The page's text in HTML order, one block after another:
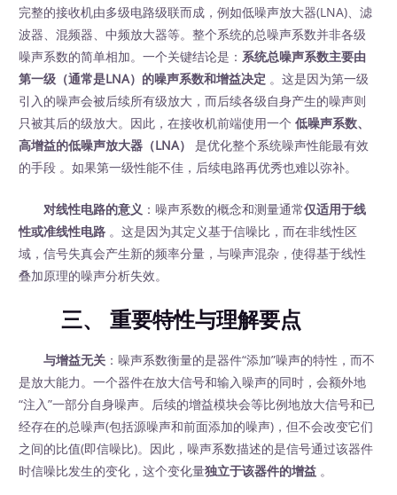
完整的接收机由多级电路级联而成，例如低噪声放大器(LNA)、滤
波器、混频器、中频放大器等。整个系统的总噪声系数并非各级
噪声系数的简单相加。一个关键结论是：系统总噪声系数主要由
第一级（通常是LNA）的噪声系数和增益决定 。这是因为第一级
引入的噪声会被后续所有级放大，而后续各级自身产生的噪声则
只被其后的级放大。因此，在接收机前端使用一个低噪声系数、
高增益的低噪声放大器（LNA）
‍ 是优化整个系统噪声性能最有效
的手段 。如果第一级性能不佳，后续电路再优秀也难以弥补。
对线性电路的意义 ：噪声系数的概念和测量通常仅适用于线
性或准线性电路 。这是因为其定义基于信噪比，而在非线性区
域，信号失真会产生新的频率分量，与噪声混杂，使得基于线性
叠加原理的噪声分析失效。
三、 重要特性与理解要点
与增益无关 ：噪声系数衡量的是器件“添加”噪声的特性，而不
是放大能力。一个器件在放大信号和输入噪声的同时，会额外地
“注入”一部分自身噪声。后续的增益模块会等比例地放大信号和已
经存在的总噪声(包括源噪声和前面添加的噪声)，但不会改变它们
之间的比值(即信噪比)。因此，噪声系数描述的是信号通过该器件
时信噪比发生的变化，这个变化量独立于该器件的增益 。